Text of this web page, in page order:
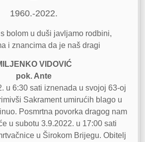
1960.-2022.
bolom u duši javljamo rodbini,
i znancima da je naš dragi
VIDOVIĆ
pok. Ante
u 6:30 sati iznenada u svojoj 63-oj
Sakrament umirućih blago u
Posmrtna povorka dragog nam
u subotu 3.9.2022. u 17:00 sati
u Širokom Brijegu. Obitelj